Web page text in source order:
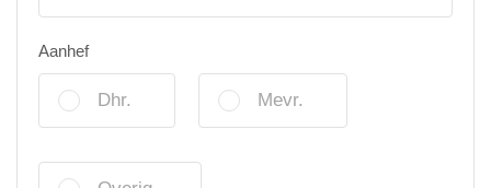
Aanhef
Dhr. Mevr.